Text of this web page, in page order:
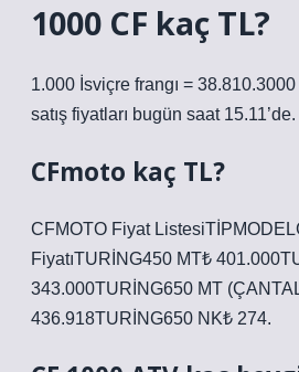
1000 CF kaç TL?
1.000 İsviçre frangı =
satış fiyatları bugün saat 15.11’de.
CFmoto kaç TL?
CFMOTO Fiyat
FiyatıTURİNG450 MT₺
343.000TURİNG650 MT
436.918TURİNG650 NK₺ 274.